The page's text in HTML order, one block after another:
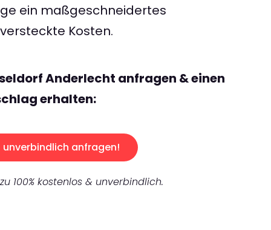
ein maßgeschneidertes
Kosten.
Anderlecht anfragen & einen
erhalten:
unverbindlich anfragen!
100% kostenlos & unverbindlich.